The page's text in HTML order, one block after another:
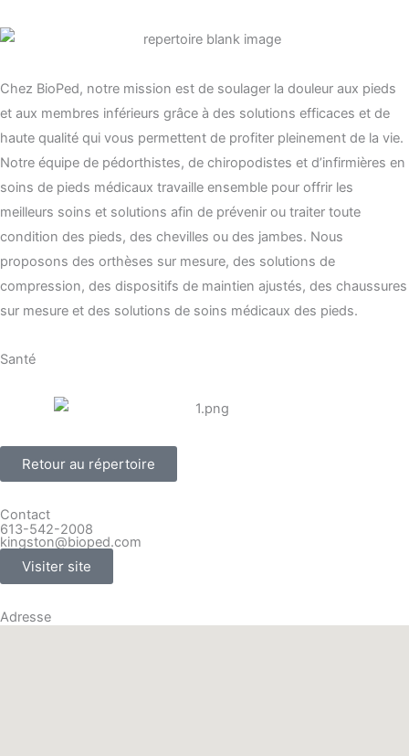
Chez BioPed, notre mission est de soulager la douleur aux pieds
et aux membres inférieurs grâce à des solutions efficaces et de
haute qualité qui vous permettent de profiter pleinement de la vie.
Notre équipe de pédorthistes, de chiropodistes et d’infirmières en
soins de pieds médicaux travaille ensemble pour offrir les
meilleurs soins et solutions afin de prévenir ou traiter toute
condition des pieds, des chevilles ou des jambes. Nous
proposons des orthèses sur mesure, des solutions de
compression, des dispositifs de maintien ajustés, des chaussures
sur mesure et des solutions de soins médicaux des pieds.
Santé
Retour au répertoire
Contact
613-542-2008
kingston@bioped.com
Visiter site
Adresse